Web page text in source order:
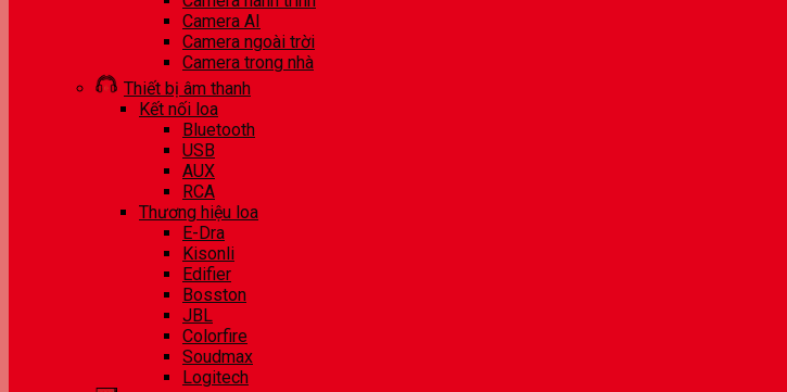
Camera AI
Camera ngoài trời
Camera trong nhà
Thiết bị âm thanh
Kết nối loa
Bluetooth
USB
AUX
RCA
Thương hiệu loa
E-Dra
Kisonli
Edifier
Bosston
JBL
Colorfire
Soudmax
Logitech